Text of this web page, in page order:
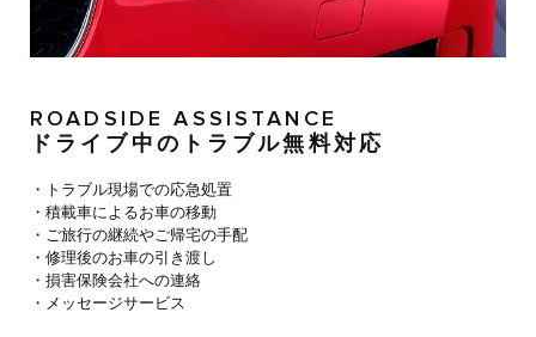
ROADSIDE ASSISTANCE
ドライブ中のトラブル無料対応
・トラブル現場での応急処置
・積載車によるお車の移動
・ご旅行の継続やご帰宅の手配
・修理後のお車の引き渡し
・損害保険会社への連絡
・メッセージサービス